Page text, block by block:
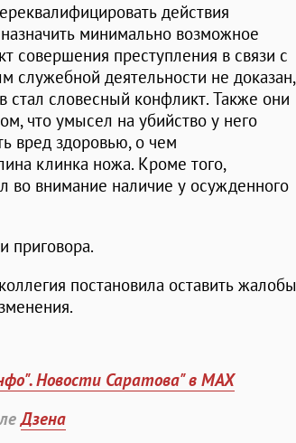
действия
минимально возможное
совершения преступления в связи с
деятельности не доказан,
стал словесный конфликт. Также они
что умысел на убийство у него
вред здоровью, о чем
клинка ножа. Кроме того,
во внимание наличие у осужденного
приговора.
постановила оставить жалобы
Новости Саратова" в MAX
Дзена